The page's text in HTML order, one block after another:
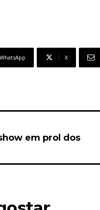
WhatsApp X
em prol dos